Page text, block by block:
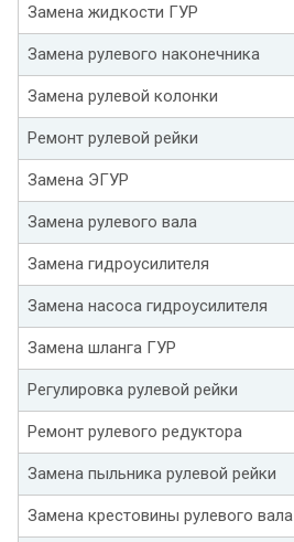
Замена жидкости ГУР
Замена рулевого наконечника
Замена рулевой колонки
Ремонт рулевой рейки
Замена ЭГУР
Замена рулевого вала
Замена гидроусилителя
Замена насоса гидроусилителя
Замена шланга ГУР
Регулировка рулевой рейки
Ремонт рулевого редуктора
Замена пыльника рулевой рейки
Замена крестовины рулевого вала